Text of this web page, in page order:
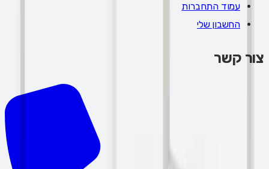
עמוד התחברות
החשבון שלי
צור קשר